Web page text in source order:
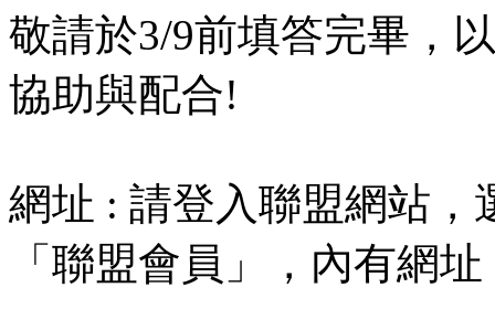
敬請於3/9前填答完畢，
協助與配合!
網址 : 請登入聯盟網站，
「聯盟會員」，內有網址